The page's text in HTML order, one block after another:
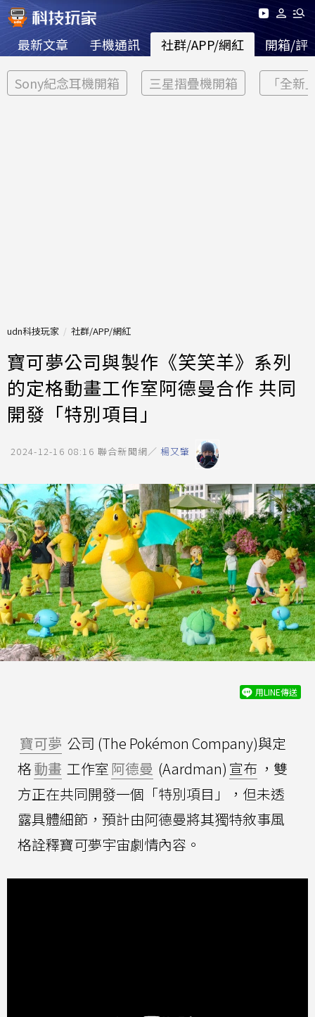
最新文章 手機通訊 社群/APP/網紅 開箱/評
Sony紀念耳機開箱 三星摺疊機開箱 「全新
udn科技玩家 社群/APP/網紅
寶可夢公司與製作《笑笑羊》系列
的定格動畫工作室阿德曼合作 共同
開發「特別項目」
2024-12-16 08:16 聯合新聞網／ 楊又肇
用LINE傳送
寶可夢 公司 (The Pokémon Company)與定
格動畫 工作室 阿德曼 (Aardman) 宣布 ，雙
方正在共同開發一個「特別項目」，但未透
露具體細節，預計由阿德曼將其獨特敘事風
格詮釋寶可夢宇宙劇情內容。